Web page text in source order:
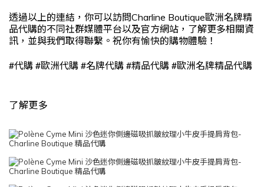
透過以上的連結，你可以訪問Charline Boutique歐洲名牌精
品代購的不同社群媒體平台以及官方網站，了解更多相關資
訊，並與我們取得聯繫。祝你有愉快的購物體驗！
#代購 #歐洲代購 #名牌代購 #精品代購 #歐洲名牌精品代購
了解更多